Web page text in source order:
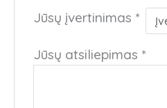
Jūsų įvertinimas *
Jūsų atsiliepimas *